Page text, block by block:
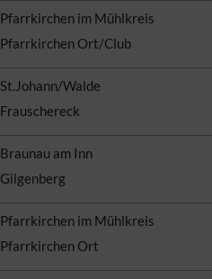
Pfarrkirchen im Mühlkreis
Pfarrkirchen Ort/Club
St.Johann/Walde
Frauschereck
Braunau am Inn
Gilgenberg
Pfarrkirchen im Mühlkreis
Pfarrkirchen Ort